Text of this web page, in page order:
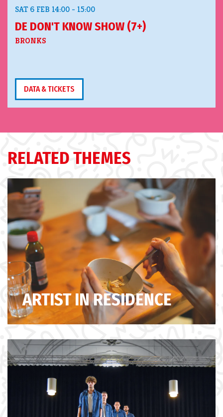
DE DON'T KNOW SHOW (7+)
BRONKS
SAT 6 FEB 14:00 - 15:00
DATA & TICKETS
RELATED THEMES
ARTIST IN RESIDENCE